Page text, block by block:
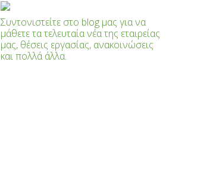
Συντονιστείτε στο blog μας για να
μάθετε τα τελευταία νέα της εταιρείας
μας, θέσεις εργασίας, ανακοινώσεις
και πολλά άλλα.